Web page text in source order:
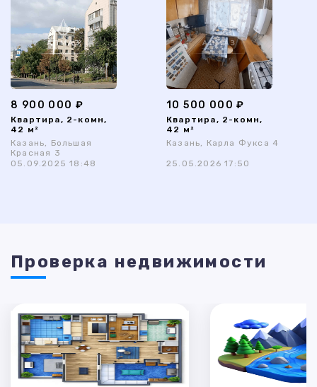
8 900 000 ₽
Квартира, 2-комн,
42 м²
Казань, Большая
Красная 3
05.09.2025 18:48
10 500 000 ₽
Квартира, 2-комн,
42 м²
Казань, Карла Фукса 4
25.05.2026 17:50
Проверка недвижимости